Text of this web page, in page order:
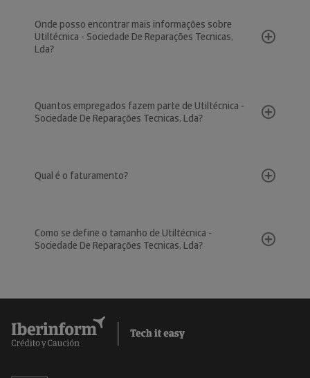
Onde posso encontrar mais informações sobre
Utiltécnica - Sociedade De Reparações Tecnicas,
Lda?
Quantos empregados fazem parte de Utiltécnica -
Sociedade De Reparações Tecnicas, Lda?
Qual é o faturamento?
Como se define o tamanho de Utiltécnica -
Sociedade De Reparações Tecnicas, Lda?